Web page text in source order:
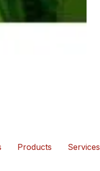
Products Services